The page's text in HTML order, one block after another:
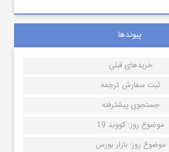
پیوندها
خریدهای قبلی
ثبت سفارش ترجمه
جستجوی پیشترفته
موضوع روز: کووید 19
موضوع روز: بازار بورس